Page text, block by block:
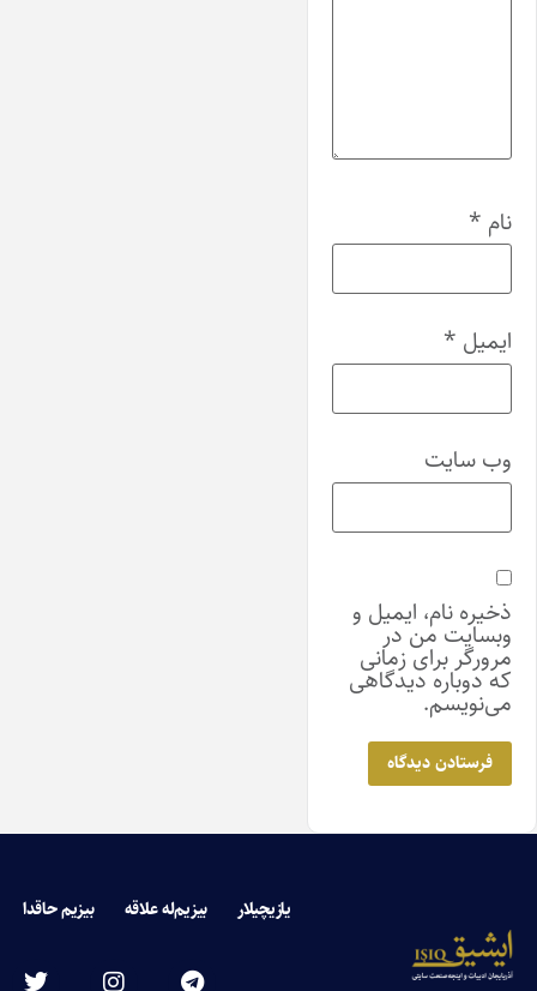
نام *
ایمیل *
وب‌ سایت
ذخیره نام، ایمیل و
وبسایت من در
مرورگر برای زمانی
که دوباره دیدگاهی
می‌نویسم.
یازیچیلار بیزیم‌له علاقه بیزیم حاقدا